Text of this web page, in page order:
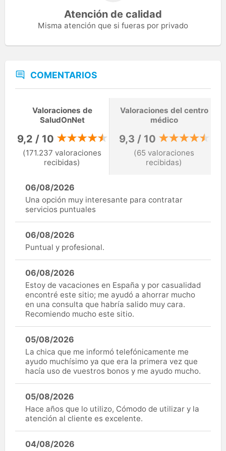
Atención de calidad
Misma atención que si fueras por privado
COMENTARIOS
Valoraciones de
SaludOnNet
9,2 / 10
(171.237 valoraciones
recibidas)
Valoraciones del centro
médico
9,3 / 10
(65 valoraciones
recibidas)
06/08/2026
Una opción muy interesante para contratar
servicios puntuales
06/08/2026
Puntual y profesional.
06/08/2026
Estoy de vacaciones en España y por casualidad
encontré este sitio; me ayudó a ahorrar mucho
en una consulta que habría salido muy cara.
Recomiendo mucho este sitio.
05/08/2026
La chica que me informó telefónicamente me
ayudo muchísimo ya que era la primera vez que
hacía uso de vuestros bonos y me ayudo mucho.
05/08/2026
Hace años que lo utilizo, Cómodo de utilizar y la
atención al cliente es excelente.
04/08/2026